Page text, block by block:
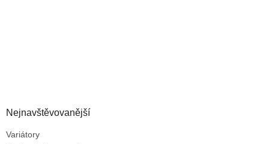
Nejnavštěvovanější
Variátory